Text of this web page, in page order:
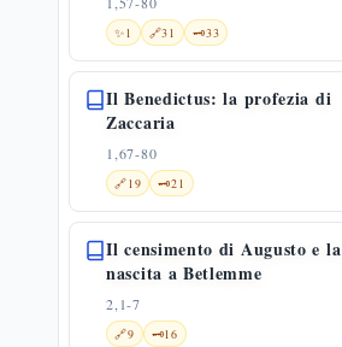
✨1 🔗31 🗝️33
Il Benedictus: la profezia di
Zaccaria
1,67-80
🔗19 🗝️21
Il censimento di Augusto e la
nascita a Betlemme
2,1-7
🔗9 🗝️16